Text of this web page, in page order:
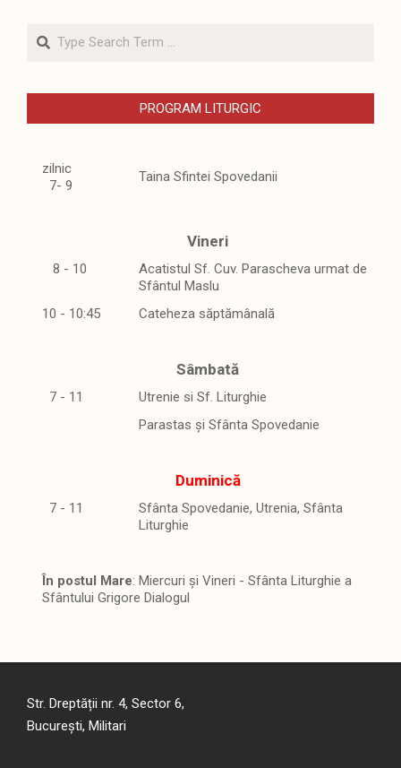
Search
PROGRAM LITURGIC
zilnic
7- 9
Taina Sfintei Spovedanii
Vineri
8 - 10
Acatistul Sf. Cuv. Parascheva urmat de
Sfântul Maslu
10 - 10:45
Cateheza săptămânală
Sâmbată
7 - 11
Utrenie si Sf. Liturghie
Parastas și Sfânta Spovedanie
Duminică
7 - 11
Sfânta Spovedanie, Utrenia, Sfânta
Liturghie
În postul Mare: Miercuri și Vineri - Sfânta Liturghie a
Sfântului Grigore Dialogul
Str. Dreptății nr. 4, Sector 6,
București, Militari